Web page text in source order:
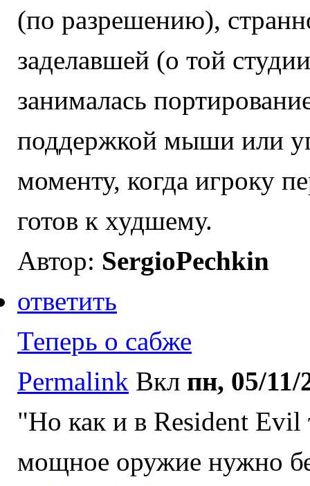
(по разрешению),
заделавшей (о той
занималась
поддержкой мыши или
моменту, когда игроку
готов к худшему.
Автор: SergioPechkin
ответить
Теперь о сабже
Permalink Вкл пн, 05/11/
"Но как и в Resident Evil
мощное оружие нужно